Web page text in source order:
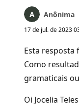
Anônima
17 de jul. de 2023
Esta
Como
gramaticais
Oi Jocelia